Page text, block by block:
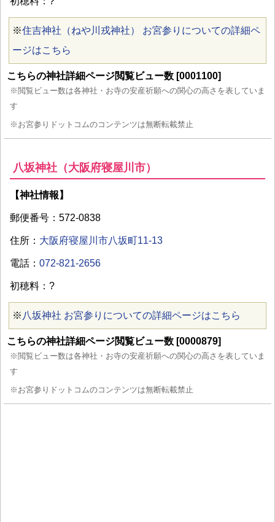
※住吉神社（ねや川戎神社） お宮参りについての詳細ペ
ージはこちら
こちらの神社詳細ページ閲覧ビュー数 [0001100]
※閲覧ビュー数は各神社・お寺の安産祈願への関心の高さを表していま
す
※お宮参りドットコムのコンテンツは無断転載禁止
八坂神社（大阪府寝屋川市）
【神社情報】
郵便番号：572-0838
住所： 大阪府寝屋川市八坂町11-13
電話： 072-821-2656
初穂料：?
※ 八坂神社 お宮参りについての詳細ページはこちら
こちらの神社詳細ページ閲覧ビュー数 [0000879]
※閲覧ビュー数は各神社・お寺の安産祈願への関心の高さを表していま
す
※お宮参りドットコムのコンテンツは無断転載禁止